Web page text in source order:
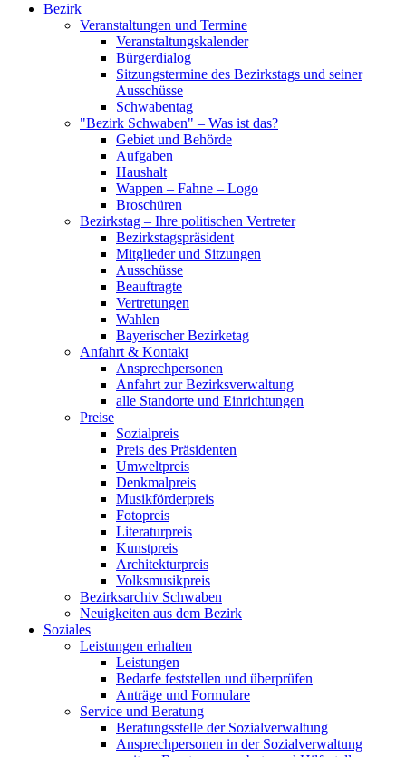
Bezirk
Veranstaltungen und Termine
Veranstaltungskalender
Bürgerdialog
Sitzungstermine des Bezirkstags und seiner
Ausschüsse
Schwabentag
"Bezirk Schwaben" – Was ist das?
Gebiet und Behörde
Aufgaben
Haushalt
Wappen – Fahne – Logo
Broschüren
Bezirkstag – Ihre politischen Vertreter
Bezirkstagspräsident
Mitglieder und Sitzungen
Ausschüsse
Beauftragte
Vertretungen
Wahlen
Bayerischer Bezirketag
Anfahrt & Kontakt
Ansprechpersonen
Anfahrt zur Bezirksverwaltung
alle Standorte und Einrichtungen
Preise
Sozialpreis
Preis des Präsidenten
Umweltpreis
Denkmalpreis
Musikförderpreis
Fotopreis
Literaturpreis
Kunstpreis
Architekturpreis
Volksmusikpreis
Bezirksarchiv Schwaben
Neuigkeiten aus dem Bezirk
Soziales
Leistungen erhalten
Leistungen
Bedarfe feststellen und überprüfen
Anträge und Formulare
Service und Beratung
Beratungsstelle der Sozialverwaltung
Ansprechpersonen in der Sozialverwaltung